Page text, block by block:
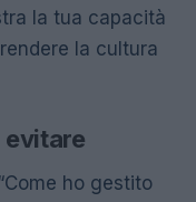
la tua capacità
la cultura
evitare
ho gestito